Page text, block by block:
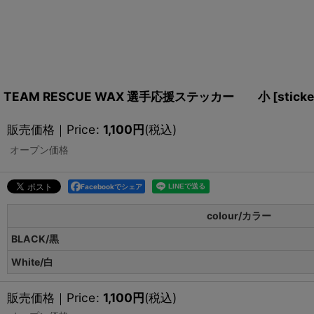
TEAM RESCUE WAX 選手応援ステッカー 小 [
販売価格｜Price: 1,100円(税込)
オープン価格
Facebookでシェア
colour/カラー
BLACK/黒
White/白
販売価格｜Price: 1,100円(税込)